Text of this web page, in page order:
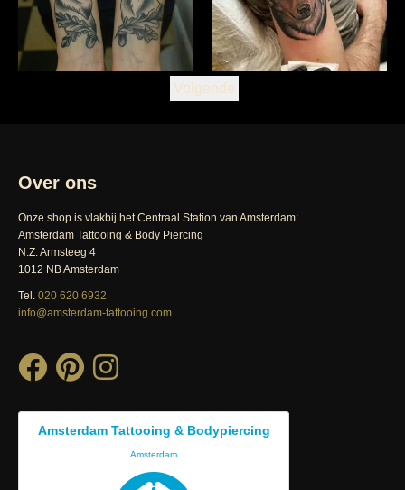
Volgende
Over ons
Onze shop is vlakbij het Centraal Station van Amsterdam:
Amsterdam Tattooing & Body Piercing
N.Z. Armsteeg 4
1012 NB Amsterdam
Tel. 020 620 6932
info@amsterdam-tattooing.com
Amsterdam Tattooing & Bodypiercing
Amsterdam